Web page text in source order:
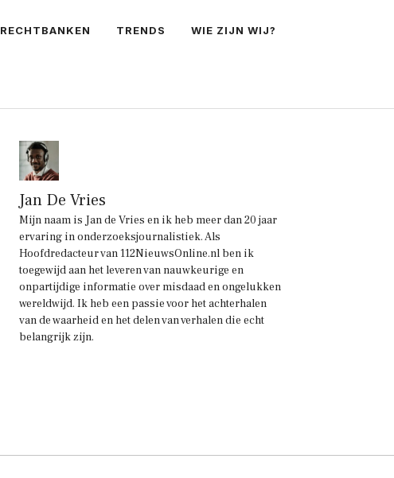
RECHTBANKEN TRENDS WIE ZIJN WIJ?
Jan De Vries
Mijn naam is Jan de Vries en ik heb meer dan 20 jaar
ervaring in onderzoeksjournalistiek. Als
Hoofdredacteur van 112NieuwsOnline.nl ben ik
toegewijd aan het leveren van nauwkeurige en
onpartijdige informatie over misdaad en ongelukken
wereldwijd. Ik heb een passie voor het achterhalen
van de waarheid en het delen van verhalen die echt
belangrijk zijn.